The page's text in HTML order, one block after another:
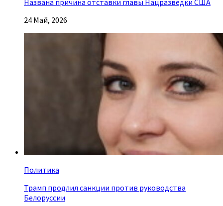
24 Май, 2026
Политика
Трамп продлил санкции против руководства
Белоруссии